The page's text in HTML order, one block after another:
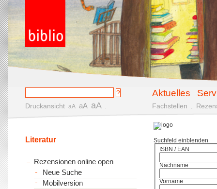
Aktuelles
Druckansicht aA aA aA Fachstellen
Suchfeld einblenden
ISBN / EAN
Nachname
Vorname
Literatur
Rezensionen online open
Neue Suche
Mobilversion